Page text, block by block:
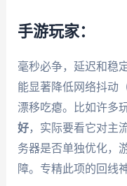
手游玩家：
毫秒必争，延迟和稳
能显著降低网络抖动
漂移吃瘪。比如许多
好，实际要看它对主
务器是否单独优化，
障。专精此项的回线